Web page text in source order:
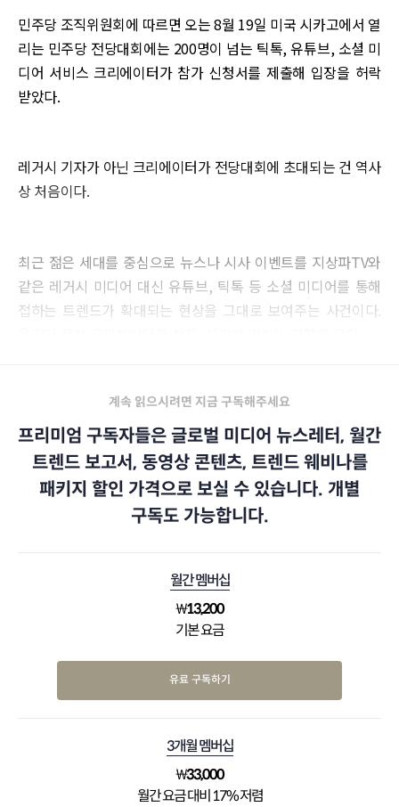
민주당 조직위원회에 따르면 오는 8월 19일 미국 시카고에서 열
리는 민주당 전당대회에는 200명이 넘는 틱톡, 유튜브, 소셜 미
디어 서비스 크리에이터가 참가 신청서를 제출해 입장을 허락
받았다.
레거시 기자가 아닌 크리에이터가 전당대회에 초대되는 건 역사
상 처음이다.
최근 젊은 세대를 중심으로 뉴스나 시사 이벤트를 지상파TV와
같은 레거시 미디어 대신 유튜브, 틱톡 등 소셜 미디어를 통해
접하는 트렌드가 확대되는 현상을 그대로 보여주는 사건이다.
계속 읽으시려면 지금 구독해주세요
프리미엄 구독자들은 글로벌 미디어 뉴스레터, 월간
트렌드 보고서, 동영상 콘텐츠, 트렌드 웨비나를
패키지 할인 가격으로 보실 수 있습니다. 개별
구독도 가능합니다.
월간 멤버십
₩13,200
기본 요금
유료 구독하기
3개월 멤버십
₩33,000
월간 요금 대비 17% 저렴